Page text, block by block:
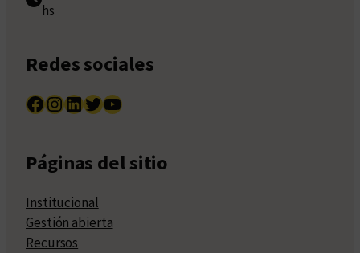
hs
Redes sociales
Facebook InstagramLinkedIn Twitter YouTube
Páginas del sitio
Institucional
Gestión abierta
Recursos